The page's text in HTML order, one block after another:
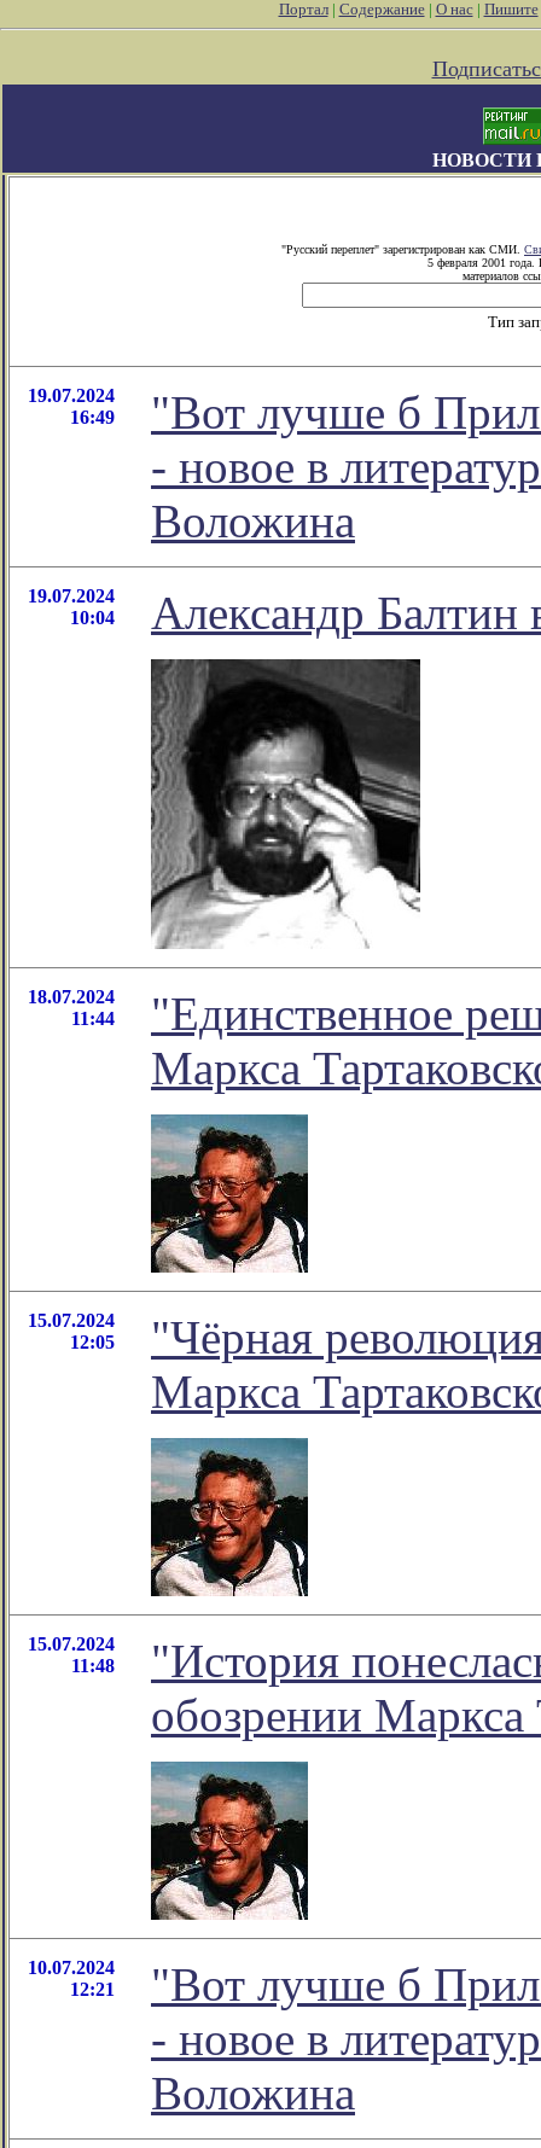
Портал| Содержание| О нас| Пишите
НОВОСТИ
"Русский переплет" зарегистрирован как СМИ.
5 февраля 2001 года.
материалов
Тип
19.07.2024
16:49
"Вот лучше б
- новое в
Воложина
19.07.2024
10:04
Александр Балтин
18.07.2024
11:44
"Единственное
Маркса
15.07.2024
12:05
"Чёрная
Маркса
15.07.2024
11:48
"История
обозрении Маркса
10.07.2024
12:21
"Вот лучше б
- новое в
Воложина